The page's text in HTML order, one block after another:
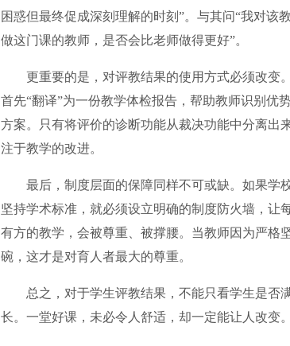
困惑但最终促成深刻理解的时刻”。与其问“我对该
做这门课的教师，是否会比老师做得更好”。
更重要的是，对评教结果的使用方式必须改变
首先“翻译”为一份教学体检报告，帮助教师识别优
方案。只有将评价的诊断功能从裁决功能中分离出
注于教学的改进。
最后，制度层面的保障同样不可或缺。如果学
坚持学术标准，就必须设立明确的制度防火墙，让
有方的教学，会被尊重、被撑腰。当教师因为严格
碗，这才是对育人者最大的尊重。
总之，对于学生评教结果，不能只看学生是否
长。一堂好课，未必令人舒适，却一定能让人改变。